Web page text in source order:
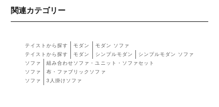
関連カテゴリー
テイストから探す モダン
モダン ソファ
テイストから探す
モダン シンプルモダン
シンプルモダン ソファ
ソファ
組み合わせソファ・ユニット・ソファセット
ソファ
布・ファブリックソファ
ソファ
3人掛けソファ